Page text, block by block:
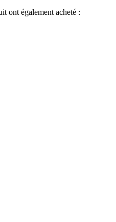
ont également acheté :